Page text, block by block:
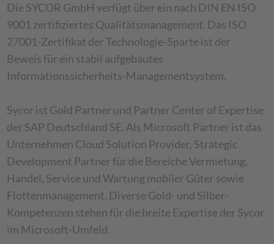
Die SYCOR GmbH verfügt über ein nach DIN EN ISO
9001 zertifiziertes Qualitätsmanagement. Das ISO
27001-Zertifikat der Technologie-Sparte ist der
Beweis für ein stabil aufgebautes
Informationssicherheits-Managementsystem.
Sycor ist Gold Partner und Partner Center of Expertise
der SAP Deutschland SE. Als Microsoft Partner ist das
Unternehmen Cloud Solution Provider, Strategic
Development Partner für die Bereiche Vermietung,
Handel, Service und Wartung mobiler Güter sowie
Flottenmanagement. Diverse Gold- und Silber-
Kompetenzen stehen für die breite Expertise der Sycor
im Microsoft-Umfeld.